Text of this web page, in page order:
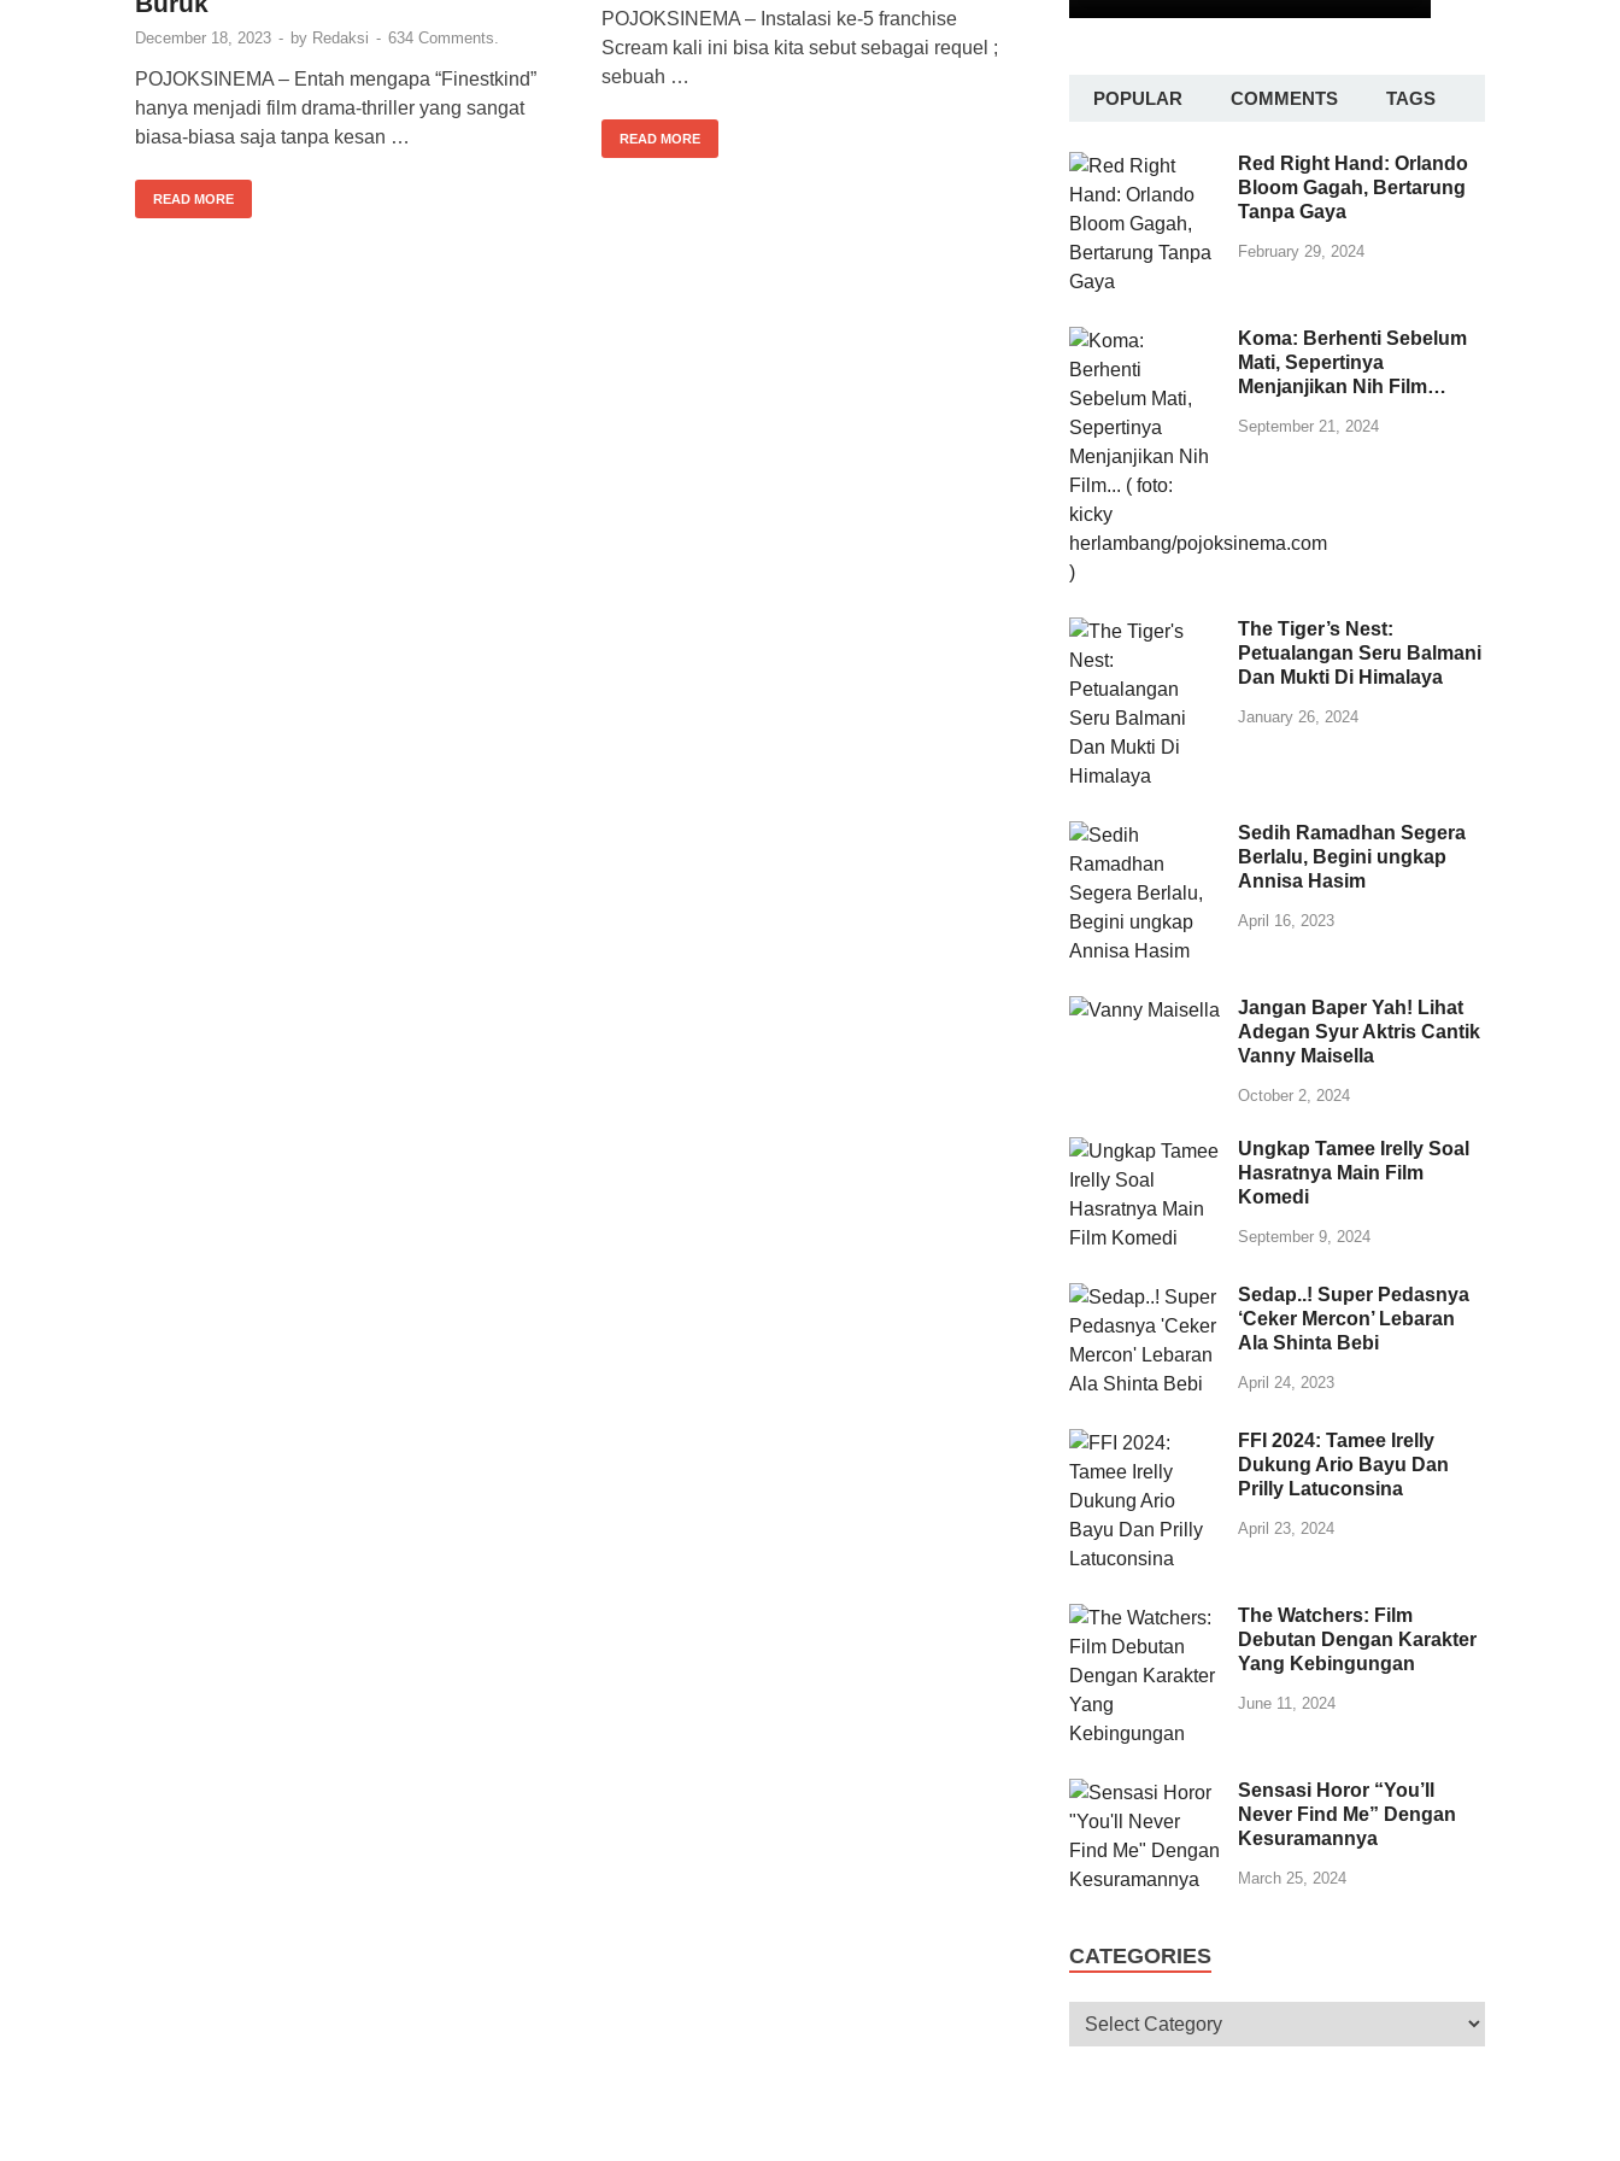
December 18, 2023 - by Redaksi - 634 Comments.
POJOKSINEMA – Entah mengapa “Finestkind”
hanya menjadi film drama-thriller yang sangat
biasa-biasa saja tanpa kesan …
READ MORE
POJOKSINEMA – Instalasi ke-5 franchise
Scream kali ini bisa kita sebut sebagai requel ;
sebuah …
READ MORE
POPULAR COMMENTS TAGS
Red Right Hand: Orlando
Bloom Gagah, Bertarung
Tanpa Gaya
February 29, 2024
Koma: Berhenti Sebelum
Mati, Sepertinya
Menjanjikan Nih Film…
September 21, 2024
The Tiger’s Nest:
Petualangan Seru Balmani
Dan Mukti Di Himalaya
January 26, 2024
Sedih Ramadhan Segera
Berlalu, Begini ungkap
Annisa Hasim
April 16, 2023
Jangan Baper Yah! Lihat
Adegan Syur Aktris Cantik
Vanny Maisella
October 2, 2024
Ungkap Tamee Irelly Soal
Hasratnya Main Film
Komedi
September 9, 2024
Sedap..! Super Pedasnya
‘Ceker Mercon’ Lebaran
Ala Shinta Bebi
April 24, 2023
FFI 2024: Tamee Irelly
Dukung Ario Bayu Dan
Prilly Latuconsina
April 23, 2024
The Watchers: Film
Debutan Dengan Karakter
Yang Kebingungan
June 11, 2024
Sensasi Horor “You’ll
Never Find Me” Dengan
Kesuramannya
March 25, 2024
CATEGORIES